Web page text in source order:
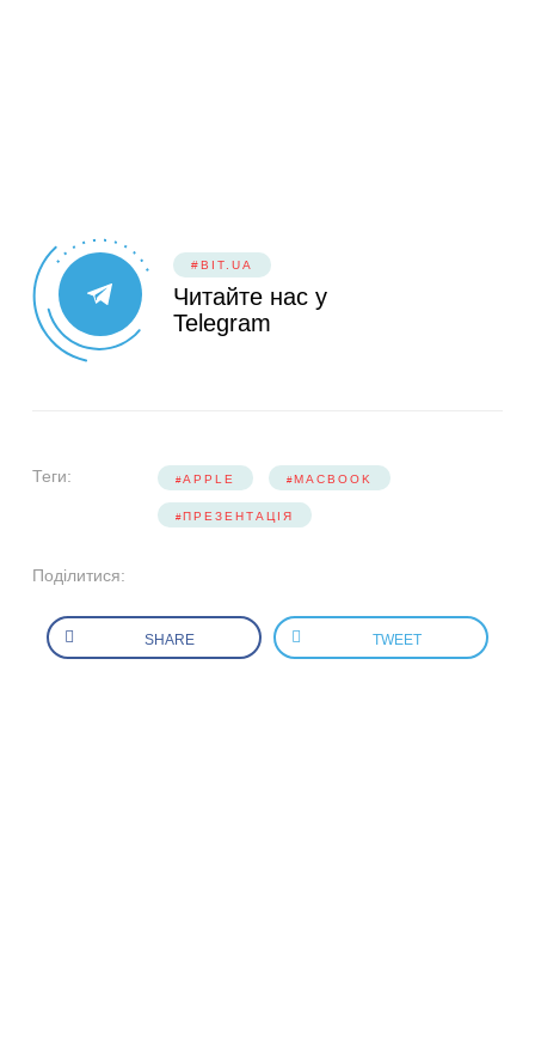
#BIT.UA
Читайте нас у
Telegram
Теги: APPLE MACBOOK
ПРЕЗЕНТАЦІЯ
Поділитися:
SHARE TWEET